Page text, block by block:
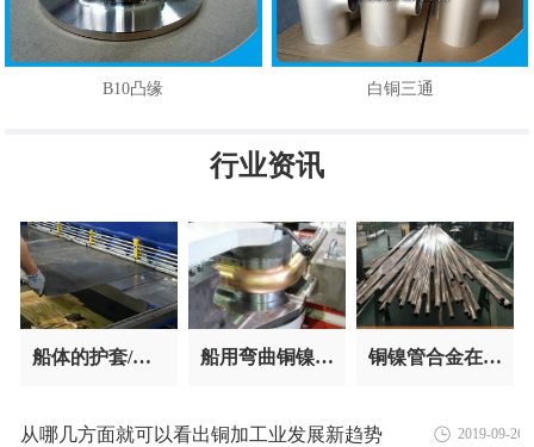
B10凸缘 白铜三通
行业资讯
船体的护套/覆层损伤与腐蚀 船用弯曲铜镍管件是如何制造成形的 铜镍管合金在汽车制动系统起到的作用
从哪几方面就可以看出铜加工业发展新趋势 2019-09-26